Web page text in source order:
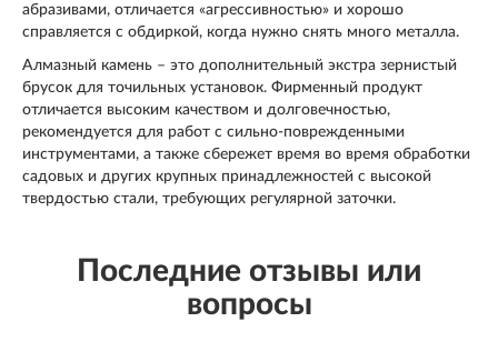
абразивами, отличается «агрессивностью» и хорошо
справляется с обдиркой, когда нужно снять много металла.
Алмазный камень – это дополнительный экстра зернистый
брусок для точильных установок. Фирменный продукт
отличается высоким качеством и долговечностью,
рекомендуется для работ с сильно-поврежденными
инструментами, а также сбережет время во время обработки
садовых и других крупных принадлежностей с высокой
твердостью стали, требующих регулярной заточки.
Последние отзывы или
вопросы